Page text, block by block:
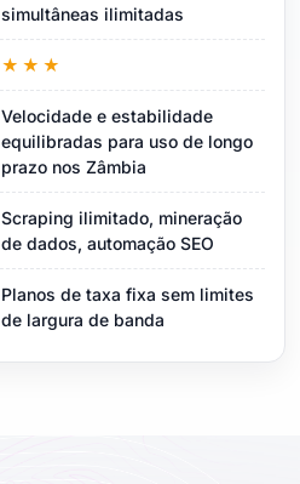
simultâneas ilimitadas
★★★
Velocidade e estabilidade
equilibradas para uso de longo
prazo nos Zâmbia
Scraping ilimitado, mineração
de dados, automação SEO
Planos de taxa fixa sem limites
de largura de banda